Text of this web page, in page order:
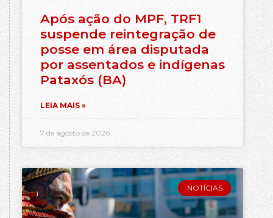
Após ação do MPF, TRF1
suspende reintegração de
posse em área disputada
por assentados e indígenas
Pataxós (BA)
LEIA MAIS »
7 de agosto de 2026
NOTÍCIAS